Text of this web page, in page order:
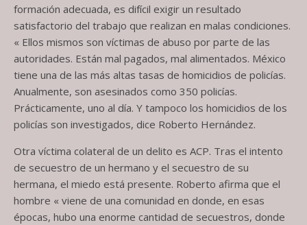
formación adecuada, es difícil exigir un resultado
satisfactorio del trabajo que realizan en malas condiciones.
« Ellos mismos son víctimas de abuso por parte de las
autoridades. Están mal pagados, mal alimentados. México
tiene una de las más altas tasas de homicidios de policías.
Anualmente, son asesinados como 350 policías.
Prácticamente, uno al día. Y tampoco los homicidios de los
policías son investigados, dice Roberto Hernández.
Otra víctima colateral de un delito es ACP. Tras el intento
de secuestro de un hermano y el secuestro de su
hermana, el miedo está presente. Roberto afirma que el
hombre « viene de una comunidad en donde, en esas
épocas, hubo una enorme cantidad de secuestros, donde